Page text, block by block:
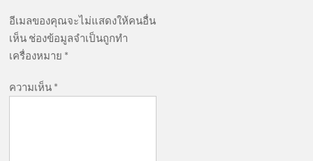
อีเมลของคุณจะไม่แสดงให้คนอื่น
เห็น ช่องข้อมูลจำเป็นถูกทำ
เครื่องหมาย *
ความเห็น *